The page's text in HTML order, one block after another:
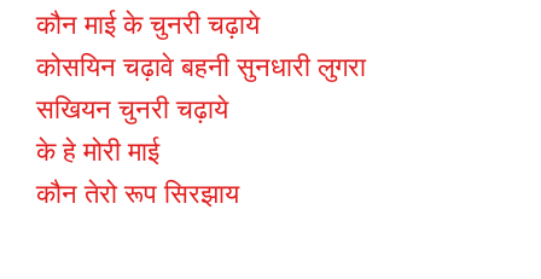
कौन माई के चुनरी चढ़ाये
कोसयिन चढ़ावे बहनी सुनधारी लुगरा
सखियन चुनरी चढ़ाये
के हे मोरी माई
कौन तेरो रूप सिरझाय